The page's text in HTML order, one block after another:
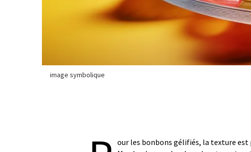
image symbolique
our les bonbons gélifiés, la texture